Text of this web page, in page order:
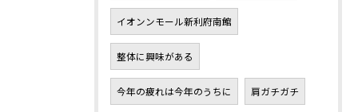
イオンンモール新利府南館
整体に興味がある
今年の疲れは今年のうちに 肩ガチガチ